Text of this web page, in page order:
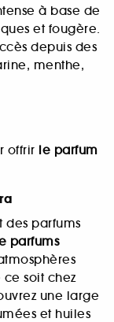
à base de
et fougère.
depuis des
menthe,
offrir le parfum
des parfums
parfums
soit chez
une large
et huiles